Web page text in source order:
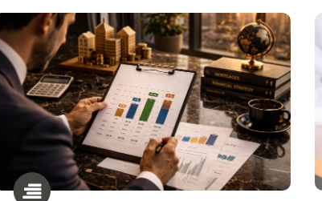
שהתהליך יהיה עבורי קל, נוח
ביותר. השירות שלך הוא
לסטנדרט – זהו יחס אישי,
של אדם שאפשר לסמוך
בעיניים עצומות שייתן את המירב
עבור הלקוח שלו.
על אף פרט, וידעת להסביר
מורכבת במקצועיות ובגובה
כדי שנמצה את התנאים
הטובים ביותר.
עליך בחום רב ובביטחון מלא